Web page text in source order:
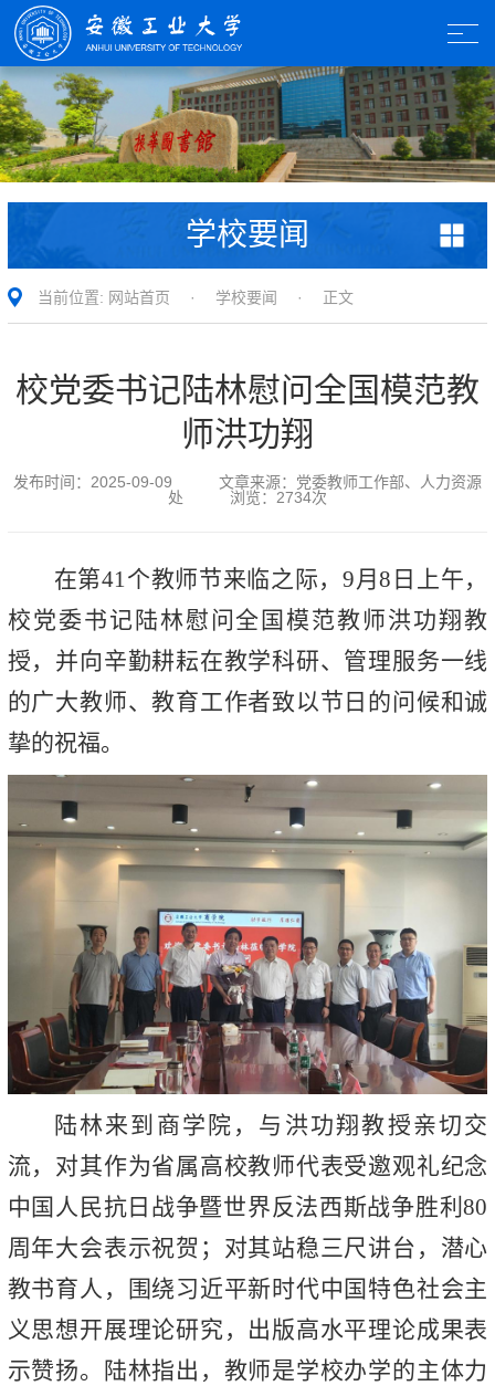
学校要闻
当前位置: 网站首页 · 学校要闻 · 正文
校党委书记陆林慰问全国模范教
师洪功翔
发布时间： 2025-09-09 文章来源： 党委教师工作部、人力资源
处 浏览： 2734次
在第41个教师节来临之际，9月8日上午，
校党委书记陆林慰问全国模范教师洪功翔教
授，并向辛勤耕耘在教学科研、管理服务一线
的广大教师、教育工作者致以节日的问候和诚
挚的祝福。
陆林来到商学院，与洪功翔教授亲切交
流，对其作为省属高校教师代表受邀观礼纪念
中国人民抗日战争暨世界反法西斯战争胜利80
周年大会表示祝贺；对其站稳三尺讲台，潜心
教书育人，围绕习近平新时代中国特色社会主
义思想开展理论研究，出版高水平理论成果表
示赞扬。陆林指出，教师是学校办学的主体力